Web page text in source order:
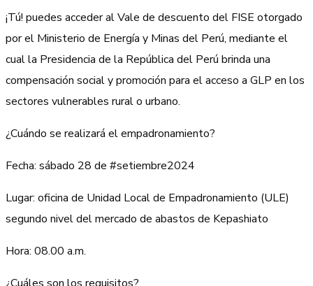
¡Tú! puedes acceder al Vale de descuento del FISE otorgado
por el Ministerio de Energía y Minas del Perú, mediante el
cual la Presidencia de la República del Perú brinda una
compensación social y promoción para el acceso a GLP en los
sectores vulnerables rural o urbano.
¿Cuándo se realizará el empadronamiento?
Fecha: sábado 28 de #setiembre2024
Lugar: oficina de Unidad Local de Empadronamiento (ULE)
segundo nivel del mercado de abastos de Kepashiato
Hora: 08.00 a.m.